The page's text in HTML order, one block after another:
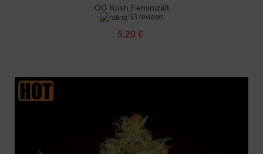
OG Kush Feminizált
53 reviews
5.20 €